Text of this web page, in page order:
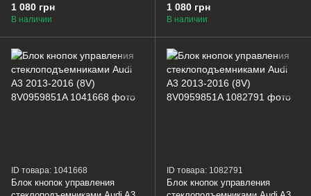
1 080 грн
В наличии
1 080 грн
В наличии
ID товара: 1041668
Блок кнопок управления
ID товара: 1082791
Блок кнопок управления